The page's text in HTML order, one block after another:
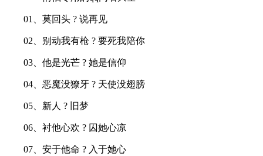
01、莫回头 ? 说再见
02、别动我有枪 ? 要死我陪你
03、他是光芒 ? 她是信仰
04、恶魔没獠牙 ? 天使没翅膀
05、新人 ? 旧梦
06、衬他心欢 ? 囚她心凉
07、安于他命 ? 入于她心